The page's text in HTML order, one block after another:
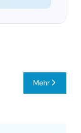
Mehr